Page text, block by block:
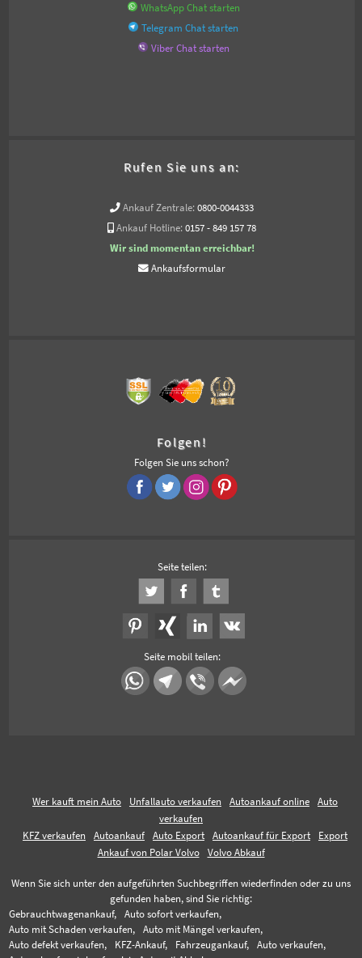
WhatsApp Chat starten
Telegram Chat starten
Viber Chat starten
Rufen Sie uns an:
Ankauf Zentrale: 0800-0044333
Ankauf Hotline: 0157 - 849 157 78
Wir sind momentan erreichbar!
Ankaufsformular
Folgen!
Folgen Sie uns schon?
Seite teilen:
Seite mobil teilen:
Wer kauft mein Auto Unfallauto verkaufen Autoankauf online
Auto
verkaufen
KFZ verkaufen
Autoankauf Auto Export Autoankauf für Export
Export
Ankauf von Polar Volvo
Volvo Abkauf
Wenn Sie sich unter den aufgeführten Suchbegriffen wiederfinden oder zu uns
gefunden haben, sind Sie richtig:
Gebrauchtwagenankauf,
Auto sofort verkaufen,
Auto mit Schaden verkaufen,
Auto mit Mängel verkaufen,
Auto defekt verkaufen,
KFZ-Ankauf, Fahrzeugankauf,
Auto verkaufen,